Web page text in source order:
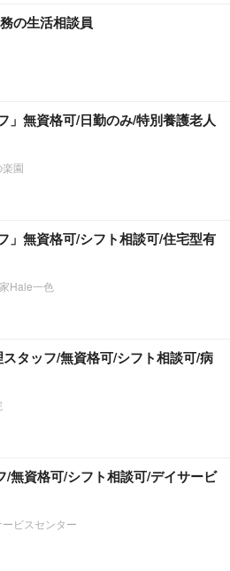
の生活相談員
」無資格可/日勤のみ/特別養護老人
園
」無資格可/シフト相談可/住宅型有
Hale一色
スタッフ/無資格可/シフト相談可/病
/無資格可/シフト相談可/デイサービ
ビスセンター